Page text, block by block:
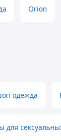
Orion
одежда
для